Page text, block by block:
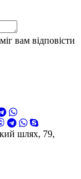
вам відповісти
шлях, 79,